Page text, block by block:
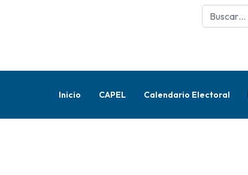
Buscar
Inicio CAPEL Calendario Electoral